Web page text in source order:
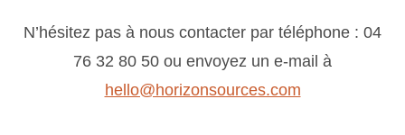
N’hésitez pas à nous contacter par téléphone : 04
76 32 80 50 ou envoyez un e-mail à
hello@horizonsources.com